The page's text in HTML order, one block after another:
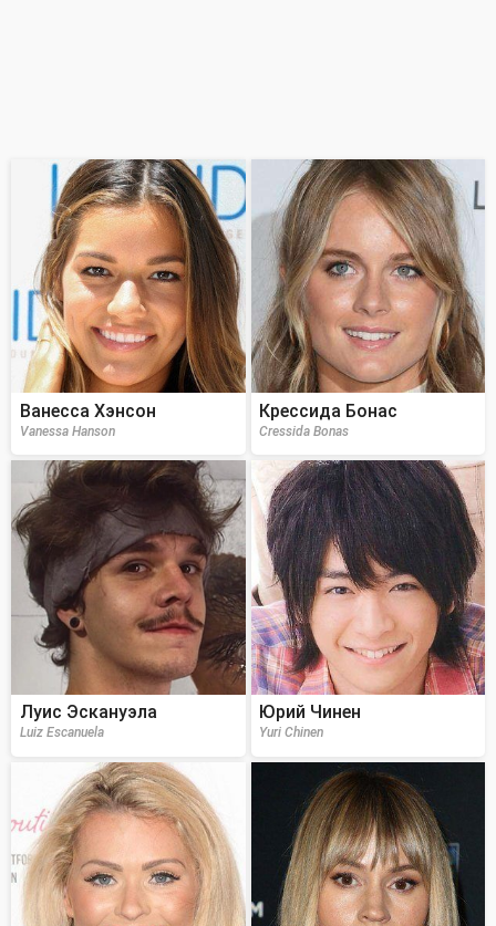
Ванесса Хэнсон
Vanessa Hanson
Крессида Бонас
Cressida Bonas
Луис Эскануэла
Luiz Escanuela
Юрий Чинен
Yuri Chinen